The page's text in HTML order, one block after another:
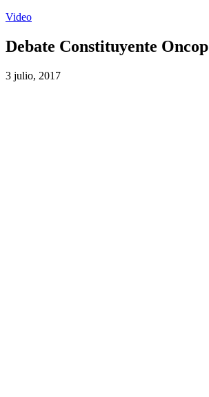
Video
Debate Constituyente Oncop
3 julio, 2017